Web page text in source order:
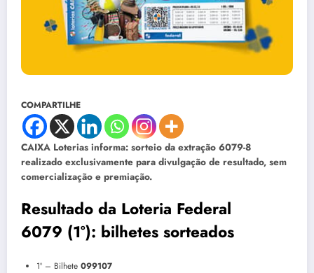
COMPARTILHE
CAIXA Loterias informa: sorteio da extração 6079-8
realizado exclusivamente para divulgação de resultado, sem
comercialização e premiação.
Resultado da Loteria Federal
6079 (1°): bilhetes sorteados
1º – Bilhete 099107